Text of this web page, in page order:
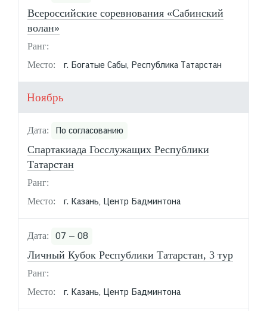
Всероссийские соревнования «Сабинский
волан»
г. Богатые Сабы, Республика Татарстан
Ноябрь
По согласованию
Спартакиада Госслужащих Республики
Татарстан
г. Казань, Центр Бадминтона
07 — 08
Личный Кубок Республики Татарстан, 3 тур
г. Казань, Центр Бадминтона